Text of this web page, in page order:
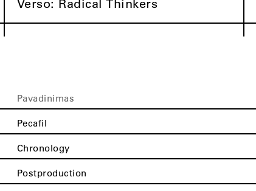
Verso: Radical Thinkers
Pavadinimas
Pecafil
Chronology
Postproduction